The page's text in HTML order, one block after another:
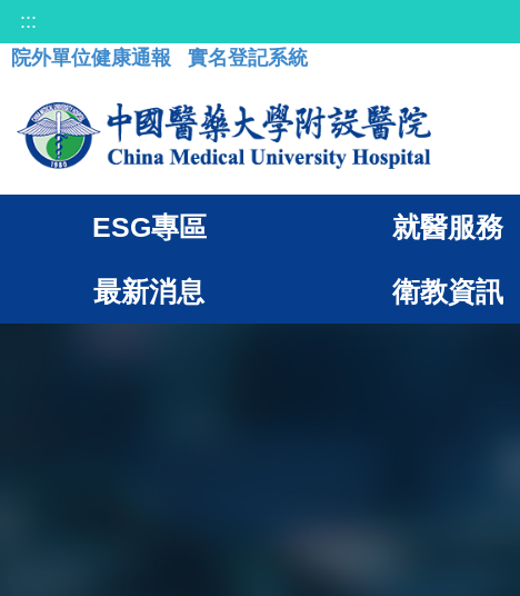
:::
院外單位健康通報
實名登記系統
ESG專區 就醫服務
最新消息 衛教資訊